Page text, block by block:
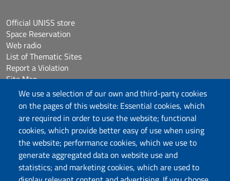
We use a selection of our own and third-party cookies
on the pages of this website: Essential cookies, which
are required in order to use the website; functional
cookies, which provide better easy of use when using
the website; performance cookies, which we use to
generate aggregated data on website use and
statistics; and marketing cookies, which are used to
Official UNISS store
Space Reservation
Web radio
List of Thematic Sites
Report a Violation
Site Map
Accessibilità
Cookie Settings
Follow us
Chatta con noi